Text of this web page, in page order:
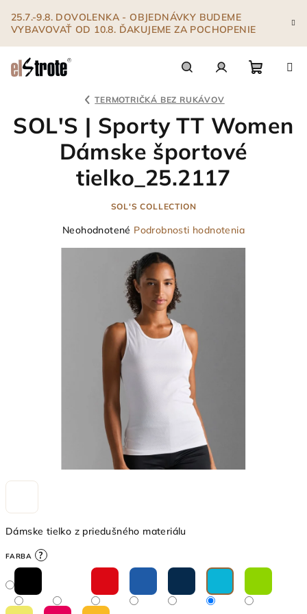
obsah
25.7.-9.8. DOVOLENKA - OBJEDNÁVKY BUDEME
VYBAVOVAŤ OD 10.8. ĎAKUJEME ZA POCHOPENIE
košík
TERMOTRIČKÁ BEZ RUKÁVOV
Dámske tielko z priedušného materiálu
FARBA ?
SOL'S | Sporty TT Women
Dámske športové
tielko_25.2117
SOL'S COLLECTION
Priemerné
hviezdičiek.
Neohodnotené Podrobnosti hodnotenia